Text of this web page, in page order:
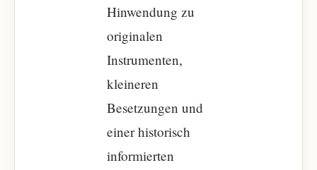
Hinwendung zu
originalen
Instrumenten,
kleineren
Besetzungen und
einer historisch
informierten